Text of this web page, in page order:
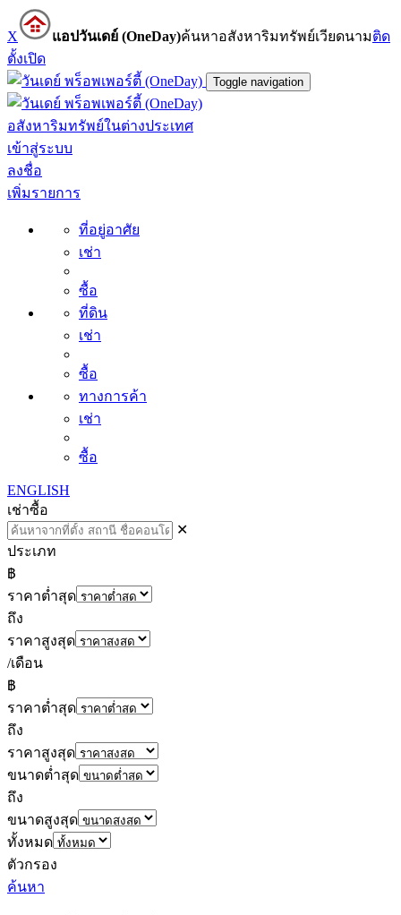
X แอปวันเดย์ (OneDay)ค้นหาอสังหาริมทรัพย์เวียดนามติด
ตั้งเปิด
Toggle navigation
อสังหาริมทรัพย์ในต่างประเทศ
เข้าสู่ระบบ
ลงชื่อ
เพิ่มรายการ
ที่อยู่อาศัย
เช่า
ซื้อ
ที่ดิน
เช่า
ซื้อ
ทางการค้า
เช่า
ซื้อ
ENGLISH
เช่าซื้อ
✕
ประเภท
฿
ราคาต่ำสุด
ถึง
ราคาสูงสุด
/เดือน
฿
ราคาต่ำสุด
ถึง
ราคาสูงสุด
ขนาดต่ำสุด
ถึง
ขนาดสูงสุด
ทั้งหมด
ตัวกรอง
ค้นหา